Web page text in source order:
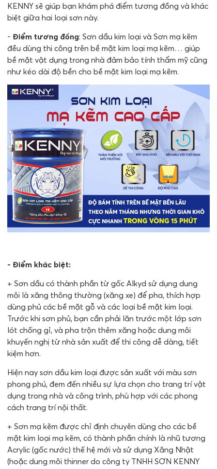
KENNY sẽ giúp bạn khám phá điểm tương đồng và khác
biệt giữa hai loại sơn này.
- Điểm tương đồng: Sơn dầu kim loại và Sơn mạ kẽm
đều dùng thi công trên bề mặt kim loại mạ kẽm… giúp
bề mặt vật dụng trong nhà đảm bảo tính thẩm mỹ cũng
như kéo dài độ bền cho bề mặt kim loại mạ kẽm.
- Điểm khác biệt:
+ Sơn dầu có thành phần từ gốc Alkyd sử dụng dung
môi là xăng thông thường (xăng xe) để pha, thích hợp
dùng phủ các bề mặt gỗ và các loại bề mặt kim loại.
Trước khi sơn phủ, bạn cần phải lăn trước một lớp sơn
lót chống gỉ, và pha trộn thêm xăng hoặc dung môi
khuyến nghị từ nhà sản xuất để thi công dễ dàng, tiết
kiệm hơn.
Hiện nay sơn dầu kim loại được sản xuất với màu sơn
phong phú, đem đến nhiều sự lựa chọn cho trang trí vật
dụng trong nhà và công trình, phù hợp với các phong
cách trang trí nội thất.
+ Sơn mạ kẽm được chỉ định chuyên dùng cho các bề
mặt kim loại mạ kẽm, có thành phần chính là nhũ tương
Acrylic (gốc nước) thế hệ mới và sử dụng Xăng Nhật
(hoặc dung môi thinner do công ty TNHH SƠN KENNY